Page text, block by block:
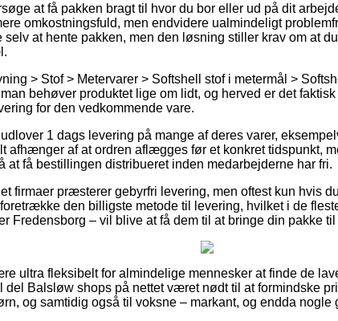
at få pakken bragt til hvor du bor eller ud på dit
omkostningsfuld, men endvidere ualmindeligt
at hente pakken, men den løsning stiller krav om at
> Stof > Metervarer > Softshell stof i metermål >
behøver produktet lige om lidt, og herved er det
for den vedkommende vare.
1 dags levering på mange af deres varer,
afhænger af at ordren aflægges før et konkret tidspunkt,
at få bestillingen distribueret inden medarbejderne har fri.
firmaer præsterer gebyrfri levering, men oftest kun hvis
den billigste metode til levering, hvilket i de
Fredensborg – vil blive at få dem til at bringe din pakke
ultra fleksibelt for almindelige mennesker at finde de
del Balsløw shops på nettet været nødt til at formindske
og samtidig også til voksne – markant, og endda nogle